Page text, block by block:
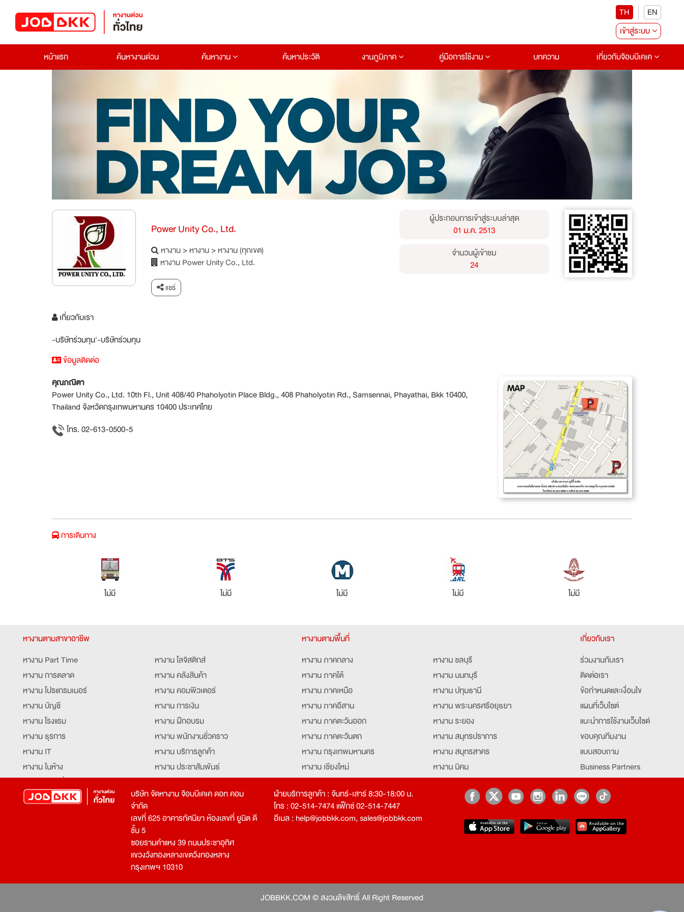
TH
EN
เข้าสู่ระบบ
หน้าแรก
ค้นหางานด่วน ค้นหางาน ค้นหาประวัติ งานภูมิภาค คู่มือการใช้งาน บทความ เกี่ยวกับจ๊อบบีเคเค
Power Unity Co., Ltd.
หางาน>หางาน>หางาน (ทุกเขต)
หางาน Power Unity Co., Ltd.
แชร์
ผู้ประกอบการเข้าสู่ระบบล่าสุด
01 ม.ค. 2513
จำนวนผู้เข้าชม
24
เกี่ยวกับเรา
-บริษัทร่วมทุน'-บริษัทร่วมทุน
ข้อมูลติดต่อ
คุณภณิตา
Power Unity Co., Ltd. 10th Fl., Unit 408/40 Phaholyotin Place Bldg., 408 Phaholyotin Rd., Samsennai, Phayathai, Bkk 10400,
Thailand จังหวัดกรุงเทพมหานคร 10400 ประเทศไทย
โทร. 02-613-0500-5
การเดินทาง
ไม่มี ไม่มี ไม่มี ไม่มี ไม่มี
หางานตามสาขาอาชีพ
หางาน Part Time
หางาน การตลาด
หางาน โปรแกรมเมอร์
หางาน บัญชี
หางาน โรงแรม
หางาน ธุรการ
หางาน IT
หางาน ในห้าง
หางาน ท่องเที่ยว
หางาน จัดซื้อ
หางาน เจ้าหน้าที่รักษาความปลอดภัย
หางาน โลจิสติกส์
หางาน คลังสินค้า
หางาน คอมพิวเตอร์
หางาน การเงิน
หางาน ฝึกอบรม
หางาน พนักงานชั่วคราว
หางาน บริการลูกค้า
หางาน ประชาสัมพันธ์
หางาน รับโทรศัพท์
หางาน ประสานงาน
หางาน จองตั๋ว
หางาน กุ๊ก
หางาน นักศึกษาฝึกงาน
หางาน Mobile Application
Developer
หางานตามพื้นที่
หางาน ภาคกลาง
หางาน ภาคใต้
หางาน ภาคเหนือ
หางาน ภาคอีสาน
หางาน ภาคตะวันออก
หางาน ภาคตะวันตก
หางาน กรุงเทพมหานคร
หางาน เชียงใหม่
หางาน ฉะเชิงเทรา
หางาน ชลบุรี
หางาน นนทบุรี
หางาน ปทุมธานี
หางาน พระนครศรีอยุธยา
หางาน ระยอง
หางาน สมุทรปราการ
หางาน สมุทรสาคร
หางาน นิคม
หางานอยุธยา
เกี่ยวกับเรา
ร่วมงานกับเรา
ติดต่อเรา
ข้อกำหนดและเงื่อนไข
แผนที่เว็บไซต์
แนะนำการใช้งานเว็บไซต์
ขอบคุณทีมงาน
แบบสอบถาม
Business Partners
Partner มหาวิทยาลัย
Job Index
job
บริษัท จัดหางาน จ๊อบบีเคเค ดอท คอม
จำกัด
เลขที่ 625 อาคารทัศนียา ห้องเลขที่ ยูนิต ดี
ชั้น 5
ซอยรามคำแหง 39 ถนนประชาอุทิศ
แขวงวังทองหลางเขตวังทองหลาง
กรุงเทพฯ 10310
ฝ่ายบริการลูกค้า : จันทร์-เสาร์ 8:30-18:00 น.
โทร : 02-514-7474 แฟ็กซ์ 02-514-7447
อีเมล : help@jobbkk.com,sales@jobbkk.com
JOBBKK.COM © สงวนลิขสิทธิ์ All Right Reserved